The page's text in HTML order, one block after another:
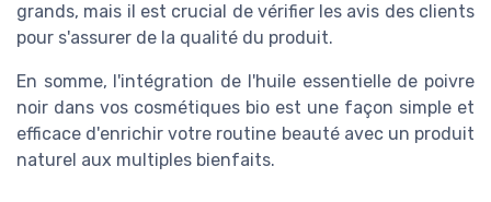
grands, mais il est crucial de vérifier les avis des clients
pour s'assurer de la qualité du produit.
En somme, l'intégration de l'huile essentielle de poivre
noir dans vos cosmétiques bio est une façon simple et
efficace d'enrichir votre routine beauté avec un produit
naturel aux multiples bienfaits.